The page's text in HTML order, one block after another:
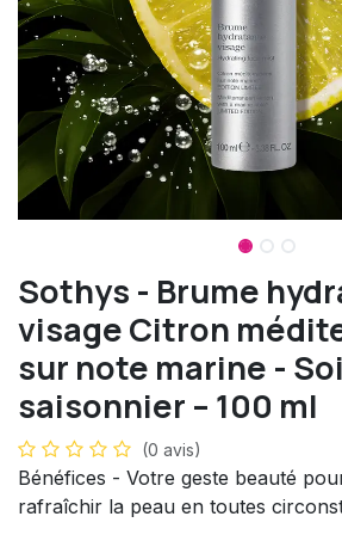
Sothys - Brume
visage Citron
sur note marine -
saisonnier – 100 ml
(0 avis)
Bénéfices - Votre geste beauté
rafraîchir la peau en toutes